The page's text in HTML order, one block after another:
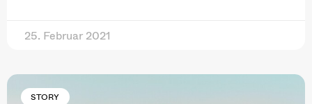
25. Februar 2021
STORY